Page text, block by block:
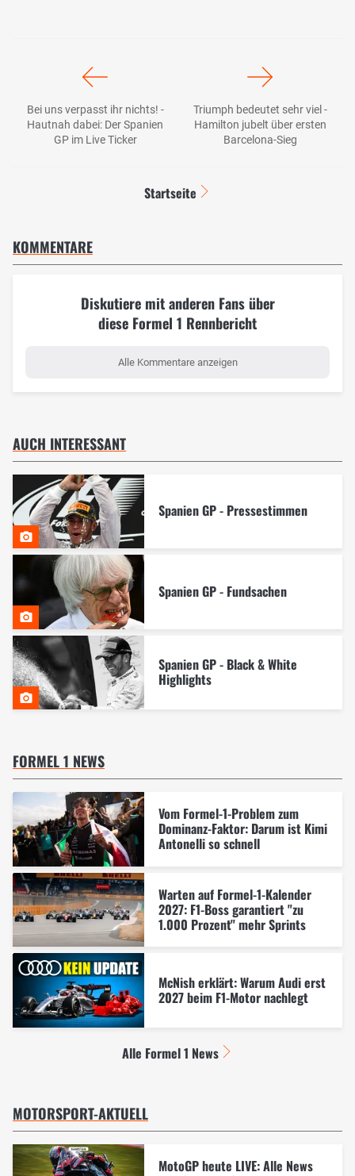
Bei uns verpasst ihr nichts! -
Hautnah dabei: Der Spanien
GP im Live Ticker
Triumph bedeutet sehr viel -
Hamilton jubelt über ersten
Barcelona-Sieg
Startseite
KOMMENTARE
Diskutiere mit anderen Fans über
diese Formel 1 Rennbericht
Alle Kommentare anzeigen
AUCH INTERESSANT
Spanien GP - Pressestimmen
Spanien GP - Fundsachen
Spanien GP - Black & White
Highlights
FORMEL 1 NEWS
Vom Formel-1-Problem zum
Dominanz-Faktor: Darum ist Kimi
Antonelli so schnell
Warten auf Formel-1-Kalender
2027: F1-Boss garantiert "zu
1.000 Prozent" mehr Sprints
McNish erklärt: Warum Audi erst
2027 beim F1-Motor nachlegt
Alle Formel 1 News
MOTORSPORT-AKTUELL
MotoGP heute LIVE: Alle News